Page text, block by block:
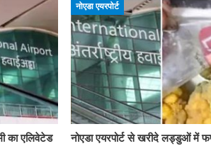
का एलिवेटेड
नोएडा एयरपोर्ट
नोएडा एयरपोर्ट से खरीदे लड्डुओं में